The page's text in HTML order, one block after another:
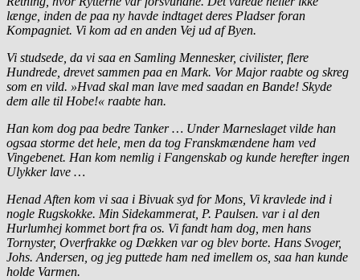
længe, inden de paa ny havde indtaget deres Pladser foran
Kompagniet. Vi kom ad en anden Vej ud af Byen.
Vi studsede, da vi saa en Samling Mennesker, civilister, flere
Hundrede, drevet sammen paa en Mark. Vor Major raabte og skreg
som en vild. »Hvad skal man lave med saadan en Bande! Skyde
dem alle til Hobe!« raabte han.
Han kom dog paa bedre Tanker … Under Marneslaget vilde han
ogsaa storme det hele, men da tog Franskmændene ham ved
Vingebenet. Han kom nemlig i Fangenskab og kunde herefter ingen
Ulykker lave …
Henad Aften kom vi saa i Bivuak syd for Mons, Vi kravlede ind i
nogle Rugskokke. Min Sidekammerat, P. Paulsen. var i al den
Hurlumhej kommet bort fra os. Vi fandt ham dog, men hans
Tornyster, Overfrakke og Dækken var og blev borte. Hans Svoger,
Johs. Andersen, og jeg puttede ham ned imellem os, saa han kunde
holde Varmen.